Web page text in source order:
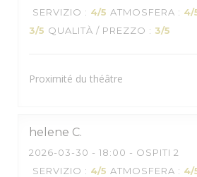
SERVIZIO : 4/5 ATMOSFERA : 4/
3/5 QUALITÀ / PREZZO : 3/5
Proximité du théâtre
helene C
2026-03-30 - 18:00 - OSPITI 2
SERVIZIO : 4/5 ATMOSFERA : 4/